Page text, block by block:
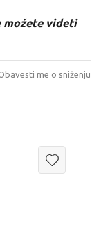
možete videti
me o sniženju